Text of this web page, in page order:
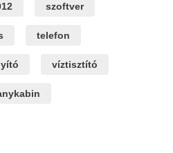
szoftver
telefon
víztisztító